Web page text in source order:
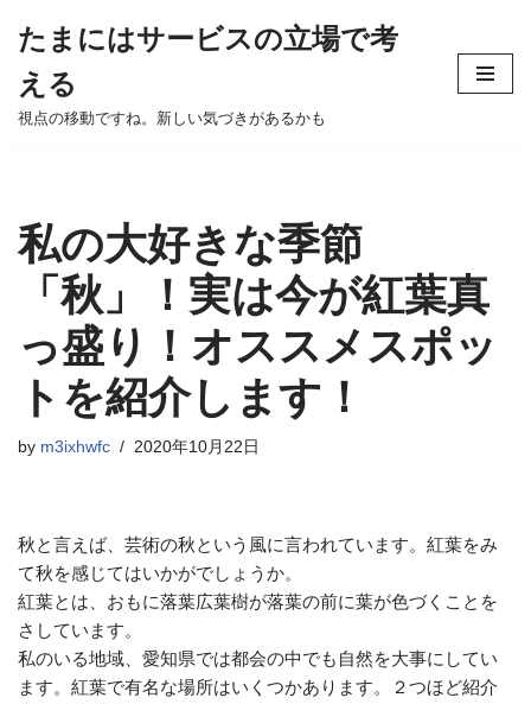
to
content
たまにはサービスの立場で考
える
視点の移動ですね。新しい気づきがあるかも
私の大好きな季節
「秋」！実は今が紅葉真
っ盛り！オススメスポッ
トを紹介します！
by m3ixhwfc 2020年10月22日
秋と言えば、芸術の秋という風に言われています。紅葉をみ
て秋を感じてはいかがでしょうか。
紅葉とは、おもに落葉広葉樹が落葉の前に葉が色づくことを
さしています。
私のいる地域、愛知県では都会の中でも自然を大事にしてい
ます。紅葉で有名な場所はいくつかあります。２つほど紹介